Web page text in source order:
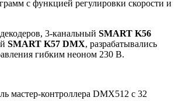
с функцией регулировки скорости и
3-канальный SMART K56
SMART K57 DMX, разрабатывались
гибким неоном 230 В.
мастер-контроллера DMX512 с 32